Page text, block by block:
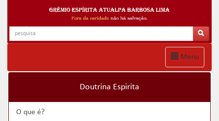
Menu
Doutrina Espirita
O que é?